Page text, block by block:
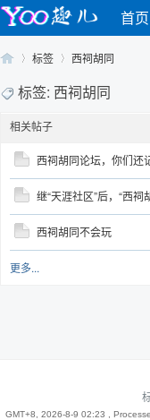
首页
Yo›
标签 西祠胡同
标签: 西祠胡同
相关帖子
西祠胡同论坛，你们还
继“天涯社区”后，“西祠
西祠胡同不会玩
更多...
GMT+8, 2026-8-9 02:23 ,